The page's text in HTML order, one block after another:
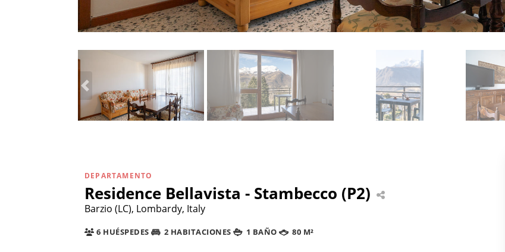
DEPARTAMENTO
Residence Bellavista - Stambecco (P2)
Barzio (LC), Lombardy, Italy
6 HUÉSPEDES 2 HABITACIONES 1 BAÑO 80 M²